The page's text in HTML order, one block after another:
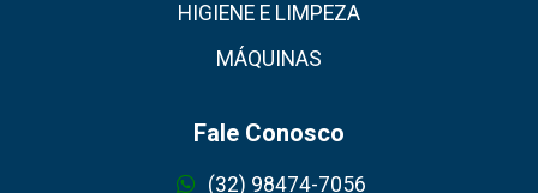
HIGIENE E LIMPEZA
MÁQUINAS
Fale Conosco
(32) 98474-7056